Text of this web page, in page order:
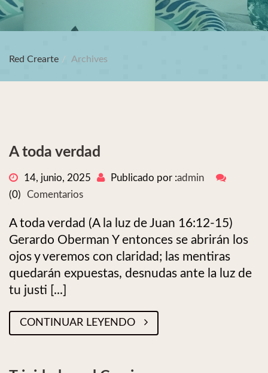
Red Crearte Archives
A toda verdad
14, junio, 2025 Publicado por :admin
(0)
Comentarios
A toda verdad (A la luz de Juan 16:12-15)
Gerardo Oberman Y entonces se abrirán los
ojos y veremos con claridad; las mentiras
quedarán expuestas, desnudas ante la luz de
tu justi [...]
CONTINUAR LEYENDO